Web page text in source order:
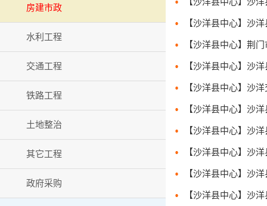
房建市政
水利工程
交通工程
铁路工程
土地整治
其它工程
政府采购